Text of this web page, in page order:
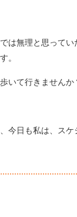
は無理と思って
。
いて行きません
今日も私は、ス